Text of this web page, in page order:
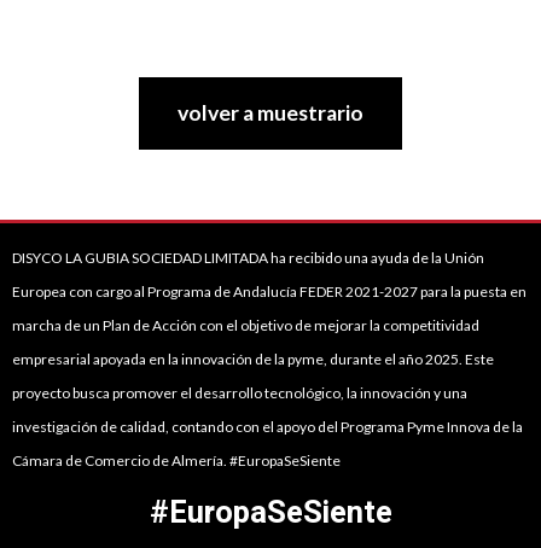
volver a muestrario
DISYCO LA GUBIA SOCIEDAD LIMITADA ha recibido una ayuda de la Unión
Europea con cargo al Programa de Andalucía FEDER 2021-2027 para la puesta en
marcha de un Plan de Acción con el objetivo de mejorar la competitividad
empresarial apoyada en la innovación de la pyme, durante el año 2025. Este
proyecto busca promover el desarrollo tecnológico, la innovación y una
investigación de calidad, contando con el apoyo del Programa Pyme Innova de la
Cámara de Comercio de Almería. #EuropaSeSiente
#EuropaSeSiente